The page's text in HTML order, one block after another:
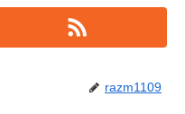
razm1109